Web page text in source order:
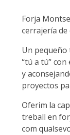
Forja
cerrajería
Un
“tú a tú”
y
proyectos
Oferim la
treball en
com